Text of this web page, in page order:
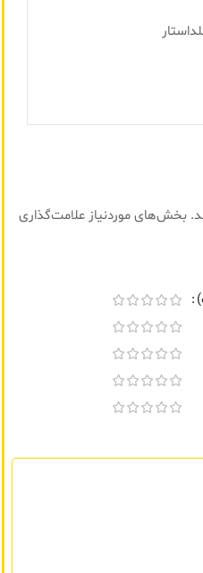
بخش‌های موردنیاز علامت‌گذاری